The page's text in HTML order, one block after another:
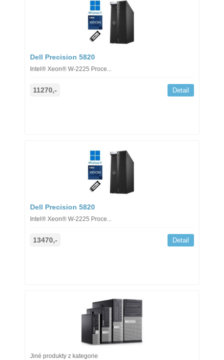
Dell Precision 5820
Intel® Xeon® W-2225 Proce...
11270,- Detail
Dell Precision 5820
Intel® Xeon® W-2225 Proce...
13470,- Detail
Jiné produkty z kategorie